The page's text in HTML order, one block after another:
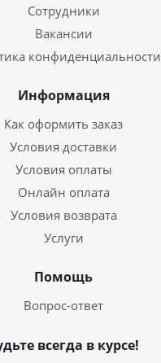
Сотрудники
Вакансии
конфиденциальности
Информация
Как оформить заказ
Условия доставки
Условия оплаты
Онлайн оплата
Условия возврата
Услуги
Помощь
Вопрос-ответ
всегда в курсе!